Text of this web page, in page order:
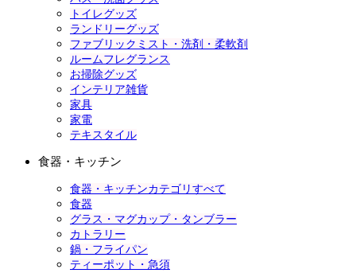
トイレグッズ
ランドリーグッズ
ファブリックミスト・洗剤・柔軟剤
ルームフレグランス
お掃除グッズ
インテリア雑貨
家具
家電
テキスタイル
食器・キッチン
食器・キッチンカテゴリすべて
食器
グラス・マグカップ・タンブラー
カトラリー
鍋・フライパン
ティーポット・急須